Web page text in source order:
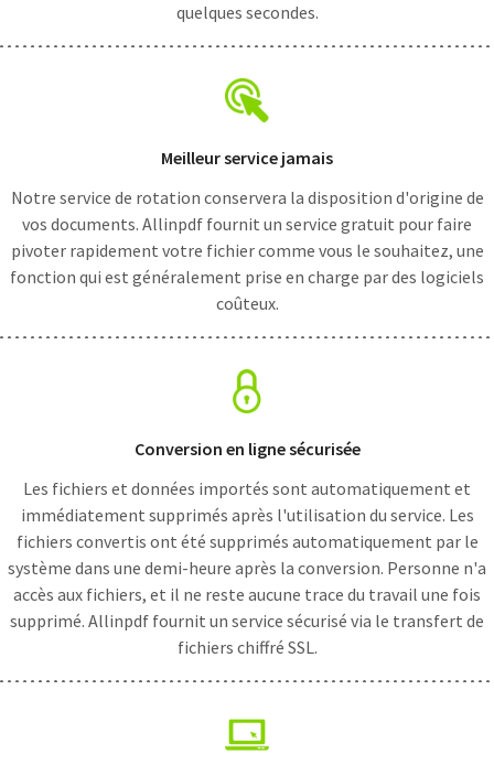
quelques secondes.
Meilleur service jamais
Notre service de rotation conservera la disposition d'origine de
vos documents. Allinpdf fournit un service gratuit pour faire
pivoter rapidement votre fichier comme vous le souhaitez, une
fonction qui est généralement prise en charge par des logiciels
coûteux.
Conversion en ligne sécurisée
Les fichiers et données importés sont automatiquement et
immédiatement supprimés après l'utilisation du service. Les
fichiers convertis ont été supprimés automatiquement par le
système dans une demi-heure après la conversion. Personne n'a
accès aux fichiers, et il ne reste aucune trace du travail une fois
supprimé. Allinpdf fournit un service sécurisé via le transfert de
fichiers chiffré SSL.